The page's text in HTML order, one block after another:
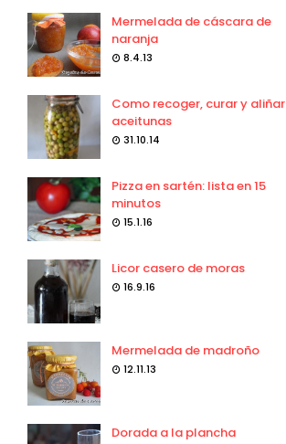
Mermelada de cáscara de
naranja
8.4.13
Como recoger, curar y aliñar
aceitunas
31.10.14
Pizza en sartén: lista en 15
minutos
15.1.16
Licor casero de moras
16.9.16
Mermelada de madroño
12.11.13
Dorada a la plancha